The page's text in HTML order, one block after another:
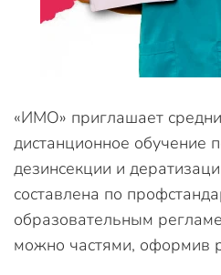
«ИМО» приглашает
дистанционное обучение
дезинсекции и
составлена по
образовательным
можно частями, оформив